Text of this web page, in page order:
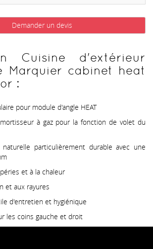
Demander un devis
Cuisine d'extérieur
Marquier cabinet heat
:
pour module d'angle HEAT
à gaz pour la fonction de volet du
particulièrement durable avec une
et à la chaleur
et aux rayures
d'entretien et hygiénique
les coins gauche et droit